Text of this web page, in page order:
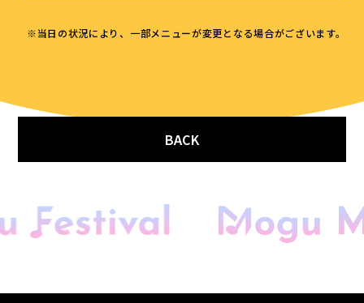
※当日の状況により、一部メニューが変更となる場合がございます。
BACK